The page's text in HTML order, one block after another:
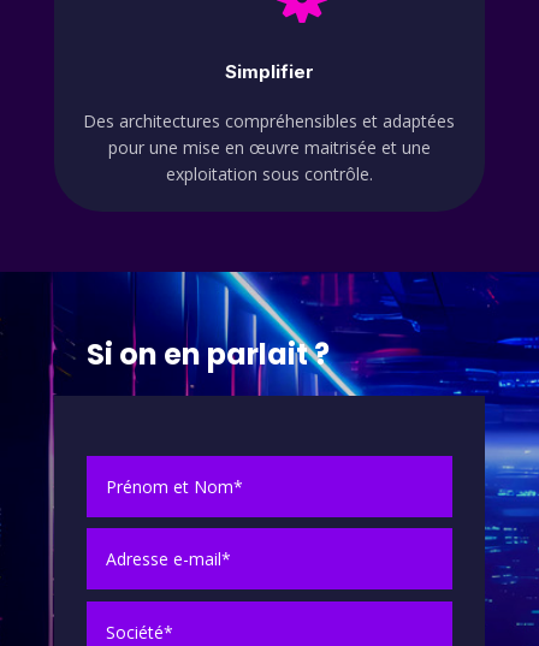
Simplifier
Des architectures compréhensibles et adaptées
pour une mise en œuvre maitrisée et une
exploitation sous contrôle.
Si on en parlait ?